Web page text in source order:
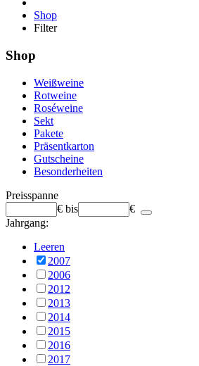
Shop
Filter
Shop
Weißweine
Rotweine
Roséweine
Sekt
Pakete
Präsentkarton
Gutscheine
Besonderheiten
Preisspanne
€ bis
€
Jahrgang:
Leeren
2007
2006
2012
2013
2014
2015
2016
2017